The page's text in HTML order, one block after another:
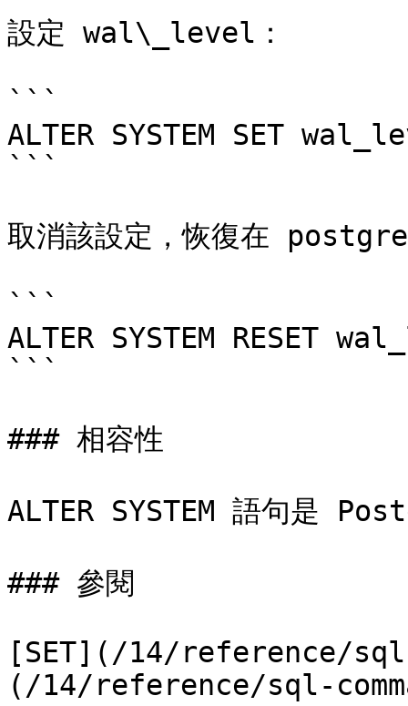
設定 wal\_level：
```
ALTER SYSTEM SET
```
取消該設定，恢復在
```
ALTER SYSTEM RESET
```
### 相容性
ALTER SYSTEM 語句是
### 參閱
[SET](/14/reference/sql-
(/14/reference/sql-